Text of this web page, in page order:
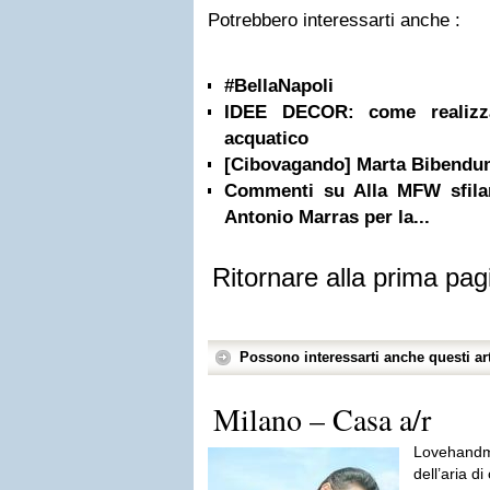
Potrebbero interessarti anche :
#BellaNapoli
IDEE DECOR: come
acquatico
[Cibovagando] Marta
Commenti su Alla MFW
Antonio Marras per la...
Ritornare alla prima
Possono interessarti anche questi
Milano – Casa a/r
dell’aria